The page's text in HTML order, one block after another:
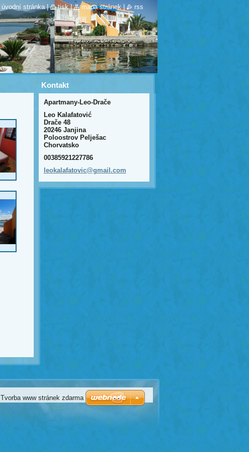
Kontakt
Apartmany-Leo-Drače
Leo Kalafatović
Drače 48
20246 Janjina
Poloostrov Pelješac
Chorvatsko
00385921227786
leokalafatovic@gmail.com
úvodní stránka | tisk | mapa stránek | rss
Tvorba www stránek zdarma